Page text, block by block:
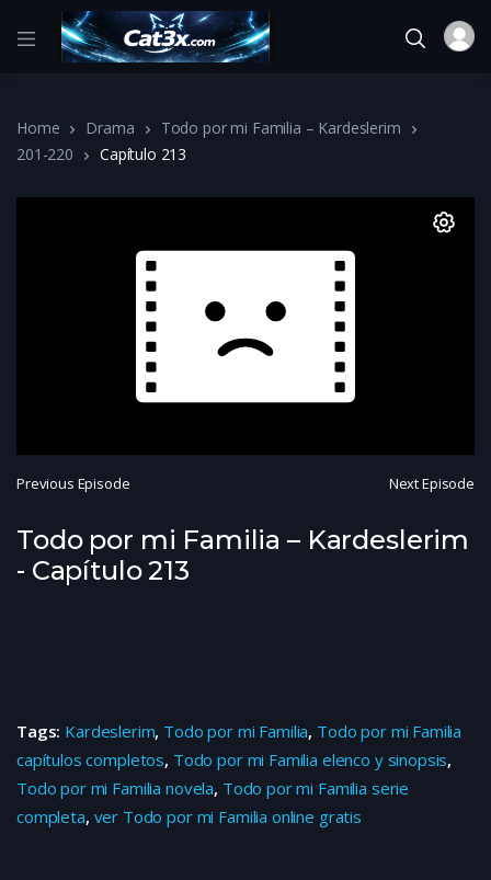
Home Drama
Todo por mi Familia – Kardeslerim
201-220
Capítulo 213
Previous Episode Next Episode
Todo por mi Familia – Kardeslerim
- Capítulo 213
Tags: Kardeslerim, Todo por mi Familia, Todo por mi Familia
capítulos completos, Todo por mi Familia elenco y sinopsis,
Todo por mi Familia novela, Todo por mi Familia serie
completa, ver Todo por mi Familia online gratis